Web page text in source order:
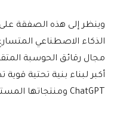
وينظر إلى هذه الصفقة
أكبر لبناء بنية تحتية
ChatGPT ومنتجاتها المستقبلية.